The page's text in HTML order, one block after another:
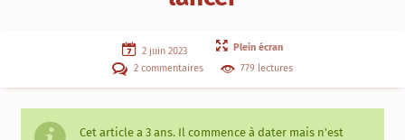
2 juin 2023
Plein écran
2 commentaires
779 lectures
Cet article a 3 ans. Il commence à dater mais n'est